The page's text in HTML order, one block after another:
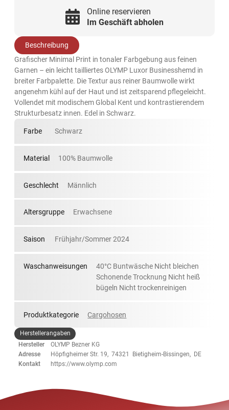
Online reservieren
Im Geschäft abholen
Beschreibung
Grafischer Minimal Print in tonaler Farbgebung aus feinen
Garnen – ein leicht tailliertes OLYMP Luxor Businesshemd in
breiter Farbpalette. Die Textur aus reiner Baumwolle wirkt
angenehm kühl auf der Haut und ist zeitsparend pflegeleicht.
Vollendet mit modischem Global Kent und kontrastierendem
Strukturbesatz innen. Edel in Schwarz.
Farbe Schwarz
Material 100% Baumwolle
Geschlecht Männlich
Altersgruppe Erwachsene
Saison Frühjahr/Sommer 2024
Waschanweisungen
40°C Buntwäsche Nicht bleichen
Schonende Trocknung Nicht heiß
bügeln Nicht trockenreinigen
Produktkategorie Cargohosen
Herstellerangaben
Hersteller
OLYMP Bezner KG
Adresse
Höpfigheimer Str. 19, 74321 Bietigheim-Bissingen, DE
Kontakt
https://www.olymp.com